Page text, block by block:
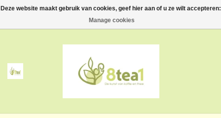
0 Artikelen - €--,--
Thee
Deze website maakt gebruik van cookies, geef hier aan of u ze wilt accepteren:
Manage cookies